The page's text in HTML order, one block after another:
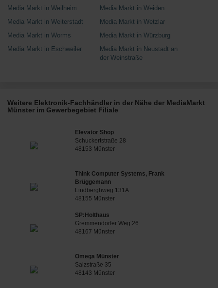
Media Markt in Weilheim
Media Markt in Weiden
Media Markt in Weiterstadt
Media Markt in Wetzlar
Media Markt in Worms
Media Markt in Würzburg
Media Markt in Eschweiler
Media Markt in Neustadt an
der Weinstraße
Weitere Elektronik-Fachhändler in der Nähe der MediaMarkt
Münster im Gewerbegebiet Filiale
Elevator Shop
Schuckertstraße 28
48153 Münster
Think Computer Systems, Frank
Brüggemann
Lindberghweg 131A
48155 Münster
SP:Holthaus
Gremmendorfer Weg 26
48167 Münster
Omega Münster
Salzstraße 35
48143 Münster